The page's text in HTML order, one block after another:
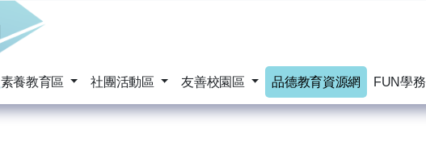
素養教育區 社團活動區 友善校園區 品德教育資源網 FUN學務